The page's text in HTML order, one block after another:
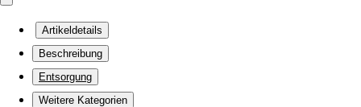
Artikeldetails
Beschreibung
Entsorgung
Weitere Kategorien